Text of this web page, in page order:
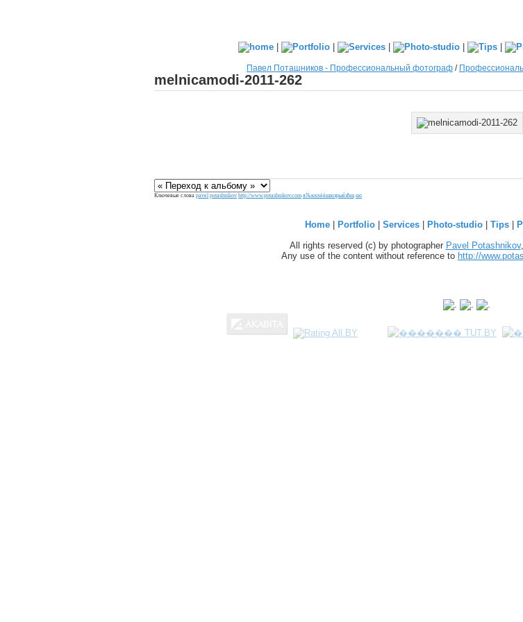
| | | | |
Павел Поташников - Профессиональный фотограф /
melnicamodi-2011-262
Ключевые слова pavel potashnikov http://www.potashnikov.com я№юєхёёшюэрыќэћщ єю
Home | Portfolio | Services | Photo-studio | Tips |
All rights reserved (c) by photographer Pavel Potashnikov
Any use of the content without reference to http://